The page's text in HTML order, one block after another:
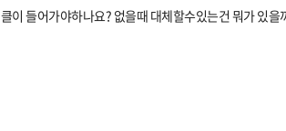
이 들어가야하나요? 없을때 대체할수있는건 뭐가 있을